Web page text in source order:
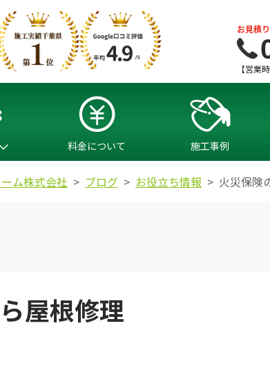
お見積
【営業
料金について 施工事例
ム株式会社 ブログ お役立ち情報 火災保険
屋根修理